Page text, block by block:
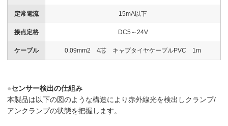
定常電流 15mA以下
接点定格 DC5～24V
ケーブル 0.09mm2 4芯 キャプタイヤケーブルPVC 1m
●センサー検出の仕組み
本製品は以下の図のような構造により赤外線光を検出しクランプ/
アンクランプの状態を把握します。